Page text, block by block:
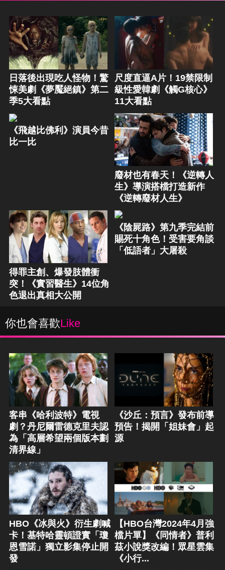
日落後出現吃人怪物！驚
悚美劇《夢魘絕鎮》第二
季5大看點
尺度直逼A片！19禁限制
級性愛韓劇《觸G核心》
11大看點
《飛越比佛利》演員今昔
比一比
廢材也有春天！《逆轉人
生》導演搭檔打造新作
《逆轉廢材人生》
得罪主創、爆發肢體衝
突！《實習醫生》14位角
色退出真相大公開
《陰屍路》第九季完結前
賜死十角色！受害要角談
「低語者」大屠殺
你也會喜歡Like
客串《哈利波特》電視
劇？丹尼爾雷德克里夫認
為「高層希望兩個版本劃
清界線」
《沙丘：預言》發布前導
預告！揭開「姐妹會」起
源
HBO《冰與火》衍生劇喊
卡！基特哈靈頓證實「瓊
恩雪諾」獨立影集停止開
發
【HBO台灣2024年4月強
檔片單】《同情者》普利
茲小說獎改編！眾星雲集
《小行...